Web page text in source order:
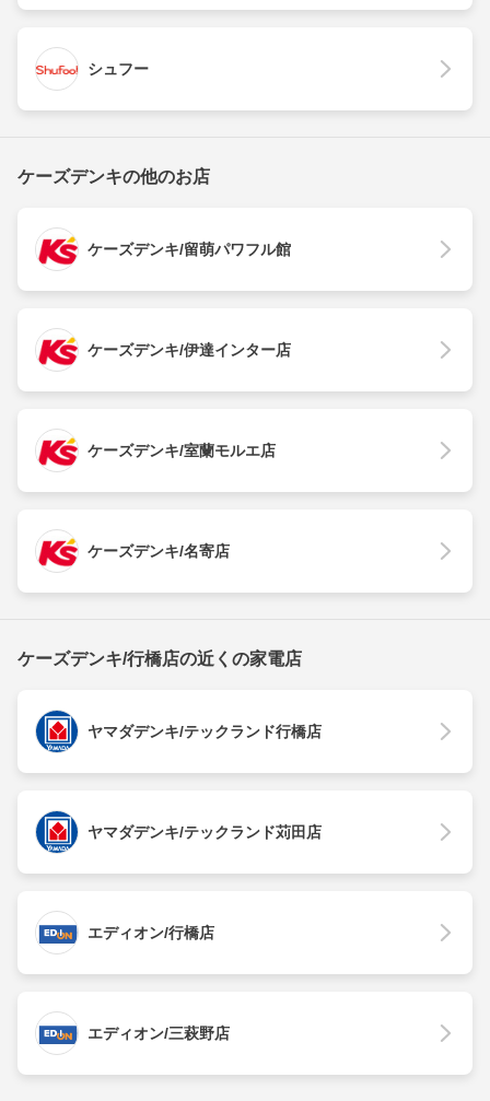
シュフー
ケーズデンキの他のお店
ケーズデンキ/留萌パワフル館
ケーズデンキ/伊達インター店
ケーズデンキ/室蘭モルエ店
ケーズデンキ/名寄店
ケーズデンキ/行橋店の近くの家電店
ヤマダデンキ/テックランド行橋店
ヤマダデンキ/テックランド苅田店
エディオン/行橋店
エディオン/三萩野店